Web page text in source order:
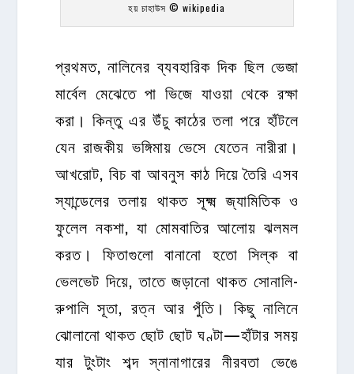
হয় চাহাউস © wikipedia
প্রথমত, নালিনের ব্যবহারিক দিক ছিল ভেজা
মার্বেল মেঝেতে পা ভিজে যাওয়া থেকে রক্ষা
করা। কিন্তু এর উঁচু কাঠের তলা পরে হাঁটলে
যেন রাজকীয় ভঙ্গিমায় ভেসে যেতেন নারীরা।
আখরোট, বিচ বা আবনুস কাঠ দিয়ে তৈরি এসব
স্যান্ডেলের তলায় থাকত সূক্ষ্ম জ্যামিতিক ও
ফুলেল নকশা, যা মোমবাতির আলোয় ঝলমল
করত। ফিতাগুলো বানানো হতো সিল্ক বা
ভেলভেট দিয়ে, তাতে জড়ানো থাকত সোনালি-
রুপালি সূতা, রত্ন আর পুঁতি। কিছু নালিনে
ঝোলানো থাকত ছোট ছোট ঘণ্টা—হাঁটার সময়
যার টুংটাং শব্দ স্নানাগারের নীরবতা ভেঙে